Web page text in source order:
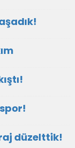
düzelttik!